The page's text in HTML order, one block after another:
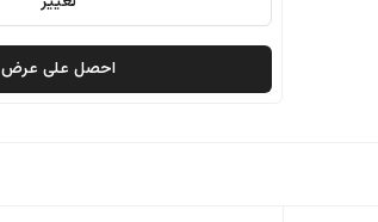
احصل على عرض